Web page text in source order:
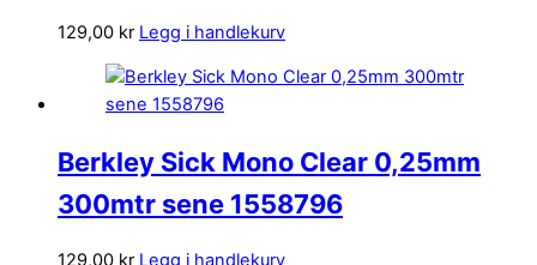
129,00 kr Legg i handlekurv
Berkley Sick Mono Clear 0,25mm
300mtr sene 1558796
129,00 kr Legg i handlekurv